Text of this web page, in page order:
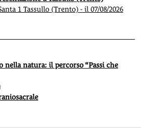
1 Tassullo (Trento) - il 07/08/2026
nella natura: il percorso “Passi che